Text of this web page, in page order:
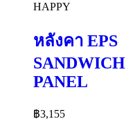
HAPPY
หลังคา EPS
SANDWICH
PANEL
฿3,155